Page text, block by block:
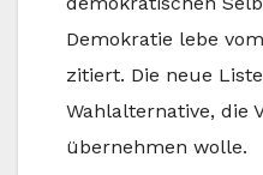
Demokratie lebe
zitiert. Die neue
Wahlalternative, die
übernehmen wolle.